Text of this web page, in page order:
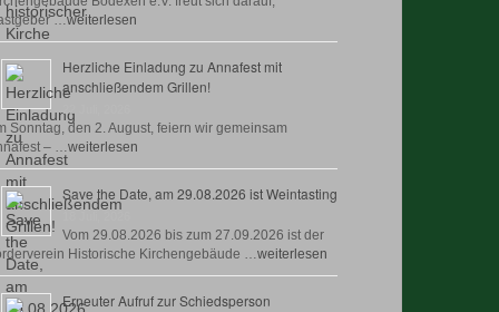
…weiterlesen
Herzliche Einladung zu Annafest mit
anschließendem Grillen!
Sonntag, den 2. August, feiern wir gemeinsam
– …weiterlesen
Save the Date, am 29.08.2026 ist Weintasting
Vom 29.08.2026 bis zum 27.09.2026 ist der
Historische Kirchengebäude …weiterlesen
Erneuter Aufruf zur Schiedsperson